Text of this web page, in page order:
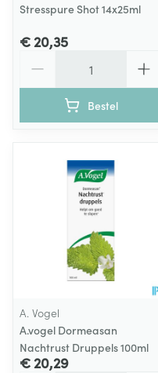
Stresspure Shot 14x25ml
€ 20,35
Bestel
A. Vogel
A.vogel Dormeasan
Nachtrust Druppels 100ml
€ 20,29